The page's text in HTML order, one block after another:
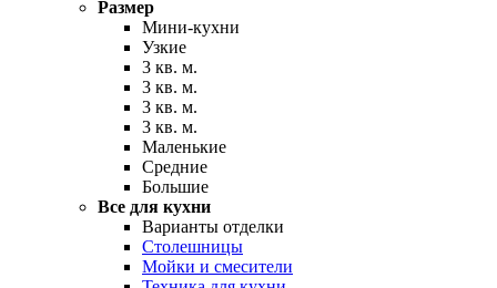
Размер
Мини-кухни
Узкие
3 кв. м.
3 кв. м.
3 кв. м.
3 кв. м.
Маленькие
Средние
Большие
Все для кухни
Варианты отделки
Столешницы
Мойки и смесители